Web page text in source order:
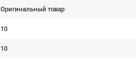
Оригинальный товар
10
10